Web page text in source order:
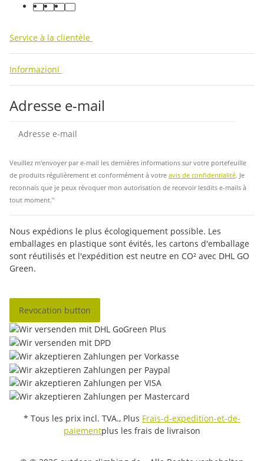
facebook
youtube
instagram
tiktok
Service à la clientèle
Informazioni
Adresse e-mail
Veuillez m'envoyer par e-mail les dernières informations sur votre portefeuille
de produits régulièrement et conformément à votre avis de confidentialité. Je
reconnais que je peux révoquer mon autorisation de recevoir lesdits e-mails à
tout moment."
Nous expédions le plus écologiquement possible. Les
emballages en plastique sont évités, les cartons d'emballage
sont réutilisés et l'expédition est neutre en CO² avec DHL GO
Green.
Revocation button
* Tous les prix incl. TVA., Plus Frais-d-expedition-et-de-
paiementplus les frais de livraison